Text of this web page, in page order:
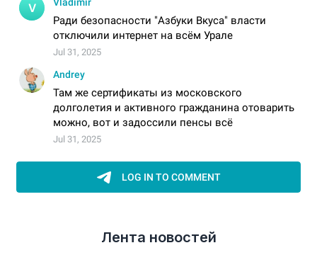
Лента новостей